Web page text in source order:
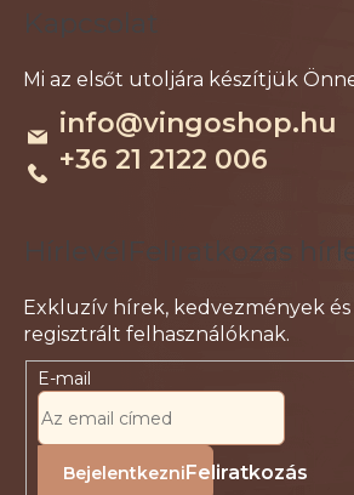
info@vingoshop.hu
+36 21 2122 006
Feliratkozás
E-mail
Feliratkozás